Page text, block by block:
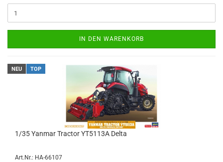
IN DEN WARENKORB
NEU TOP
1/35 Yanmar Tractor YT5113A Delta
Art.Nr.: HA-66107